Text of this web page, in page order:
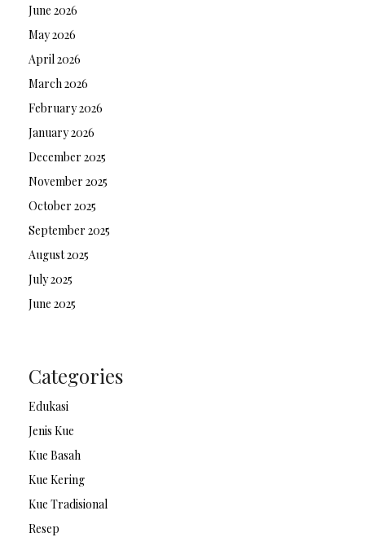
June 2026
May 2026
April 2026
March 2026
February 2026
January 2026
December 2025
November 2025
October 2025
September 2025
August 2025
July 2025
June 2025
Categories
Edukasi
Jenis Kue
Kue Basah
Kue Kering
Kue Tradisional
Resep